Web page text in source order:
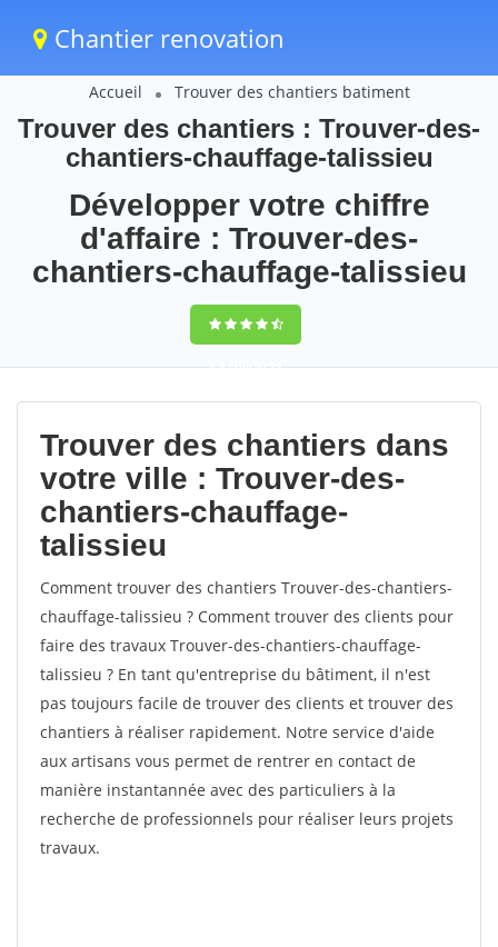
Chantier renovation
Accueil Trouver des chantiers batiment
Trouver des chantiers : Trouver-des-
chantiers-chauffage-talissieu
Développer votre chiffre
d'affaire : Trouver-des-
chantiers-chauffage-talissieu
9,5(100%)94
votes
Trouver des chantiers dans
votre ville : Trouver-des-
chantiers-chauffage-
talissieu
Comment trouver des chantiers Trouver-des-chantiers-
chauffage-talissieu ? Comment trouver des clients pour
faire des travaux Trouver-des-chantiers-chauffage-
talissieu ? En tant qu'entreprise du bâtiment, il n'est
pas toujours facile de trouver des clients et trouver des
chantiers à réaliser rapidement. Notre service d'aide
aux artisans vous permet de rentrer en contact de
manière instantannée avec des particuliers à la
recherche de professionnels pour réaliser leurs projets
travaux.